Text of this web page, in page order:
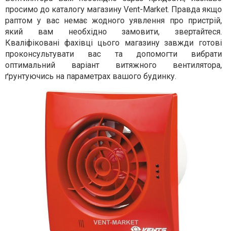
просимо до каталогу магазину Vent-Market. Правда якщо
раптом у вас немає жодного уявлення про пристрій,
який вам необхідно замовити, звертайтеся.
Кваліфіковані фахівці цього магазину завжди готові
проконсультувати вас та допомогти вибрати
оптимальний варіант витяжного вентилятора,
ґрунтуючись на параметрах вашого будинку.